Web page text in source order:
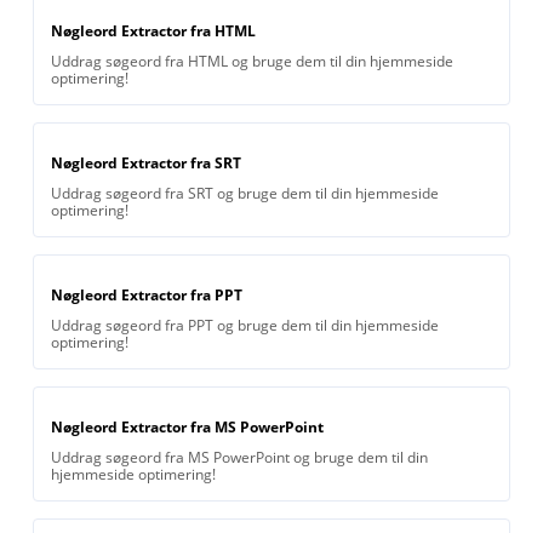
Nøgleord Extractor fra HTML
Uddrag søgeord fra HTML og bruge dem til din hjemmeside
optimering!
Nøgleord Extractor fra SRT
Uddrag søgeord fra SRT og bruge dem til din hjemmeside
optimering!
Nøgleord Extractor fra PPT
Uddrag søgeord fra PPT og bruge dem til din hjemmeside
optimering!
Nøgleord Extractor fra MS PowerPoint
Uddrag søgeord fra MS PowerPoint og bruge dem til din
hjemmeside optimering!